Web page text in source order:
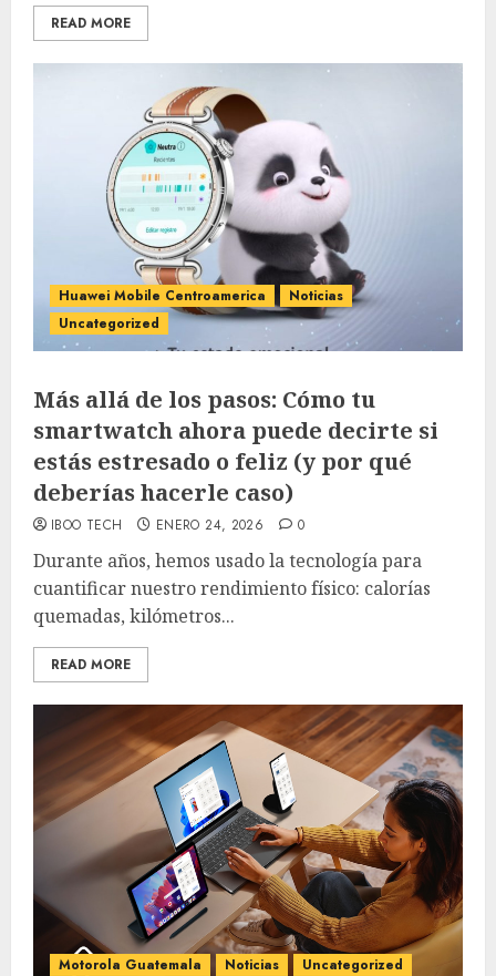
READ MORE
Huawei Mobile Centroamerica
Noticias
Uncategorized
Más allá de los pasos: Cómo tu
smartwatch ahora puede decirte si
estás estresado o feliz (y por qué
deberías hacerle caso)
IBOO TECH ENERO 24, 2026 0
Durante años, hemos usado la tecnología para
cuantificar nuestro rendimiento físico: calorías
quemadas, kilómetros...
READ MORE
Motorola Guatemala Noticias Uncategorized